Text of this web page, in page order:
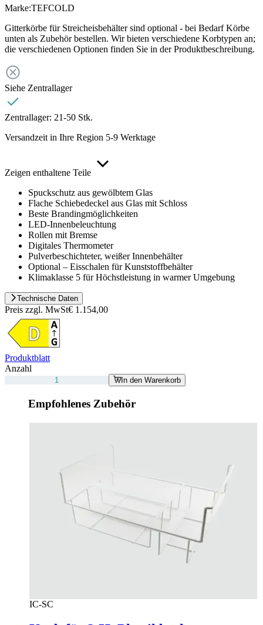
Marke:TEFCOLD
Gitterkörbe für Streicheisbehälter sind optional - bei Bedarf Körbe
unten als Zubehör bestellen. Wir bieten verschiedene Korbtypen an;
die verschiedenen Optionen finden Sie in der Produktbeschreibung.
Siehe Zentrallager
Zentrallager: 21-50 Stk.
Versandzeit in Ihre Region 5-9 Werktage
Zeigen enthaltene Teile
Spuckschutz aus gewölbtem Glas
Flache Schiebedeckel aus Glas mit Schloss
Beste Brandingmöglichkeiten
LED-Innenbeleuchtung
Rollen mit Bremse
Digitales Thermometer
Pulverbeschichteter, weißer Innenbehälter
Optional – Eisschalen für Kunststoffbehälter
Klimaklasse 5 für Höchstleistung in warmer Umgebung
Technische Daten
Preis zzgl. MwSt€ 1.154,00
Produktblatt
Anzahl
In den Warenkorb
Empfohlenes Zubehör
IC-SC